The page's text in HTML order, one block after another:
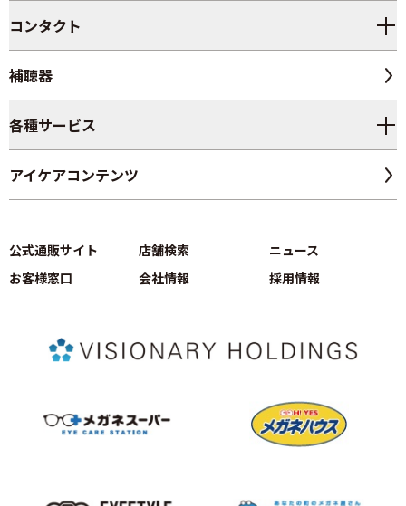
コンタクト
補聴器
各種サービス
アイケアコンテンツ
公式通販サイト 店舗検索
ニュース
お客様窓口
会社情報 採用情報